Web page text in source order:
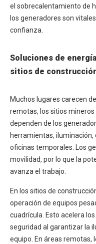
el sobrecalentamiento de
los generadores son
confianza.
Soluciones de
sitios de
Muchos lugares carecen
remotas, los sitios
dependen de los
herramientas,
oficinas temporales. Los
movilidad, por lo que la
avanza el trabajo.
En los sitios de
operación de equipos
cuadrícula. Esto acelera
seguridad al garantizar la
equipo. En áreas remotas,